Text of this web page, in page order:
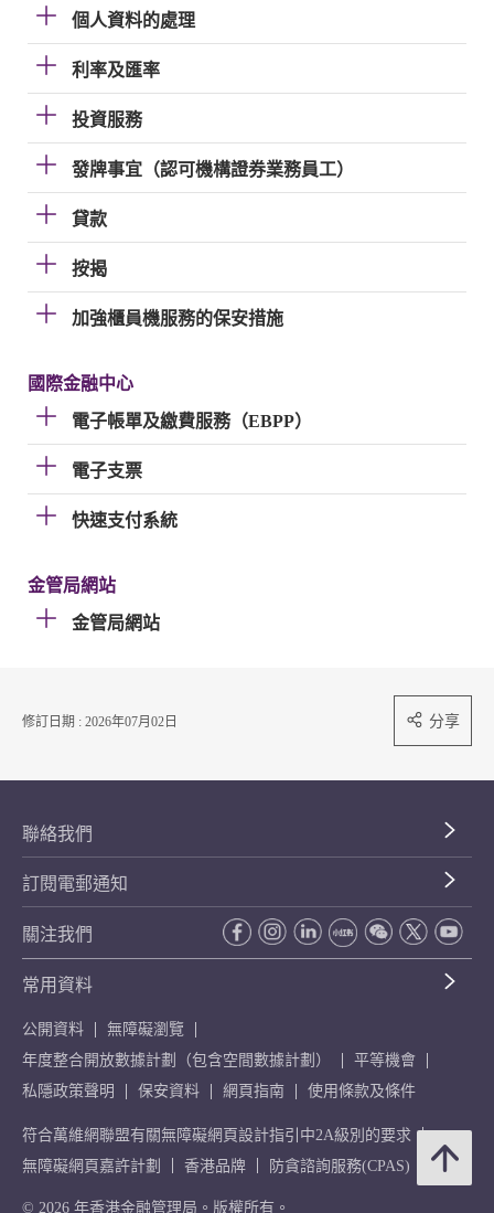
個人資料的處理
利率及匯率
投資服務
發牌事宜（認可機構證券業務員工）
貸款
按揭
加強櫃員機服務的保安措施
國際金融中心
電子帳單及繳費服務（EBPP）
電子支票
快速支付系統
金管局網站
金管局網站
修訂日期 : 2026年07月02日 分享
聯絡我們
訂閱電郵通知
關注我們
常用資料
公開資料
無障礙瀏覽
年度整合開放數據計劃（包含空間數據計劃）
平等機會
私隱政策聲明
保安資料 網頁指南 使用條款及條件
符合萬維網聯盟有關無障礙網頁設計指引中2A級別的要求
無障礙網頁嘉許計劃
香港品牌 防貪諮詢服務(CPAS)
© 2026 年香港金融管理局。版權所有。